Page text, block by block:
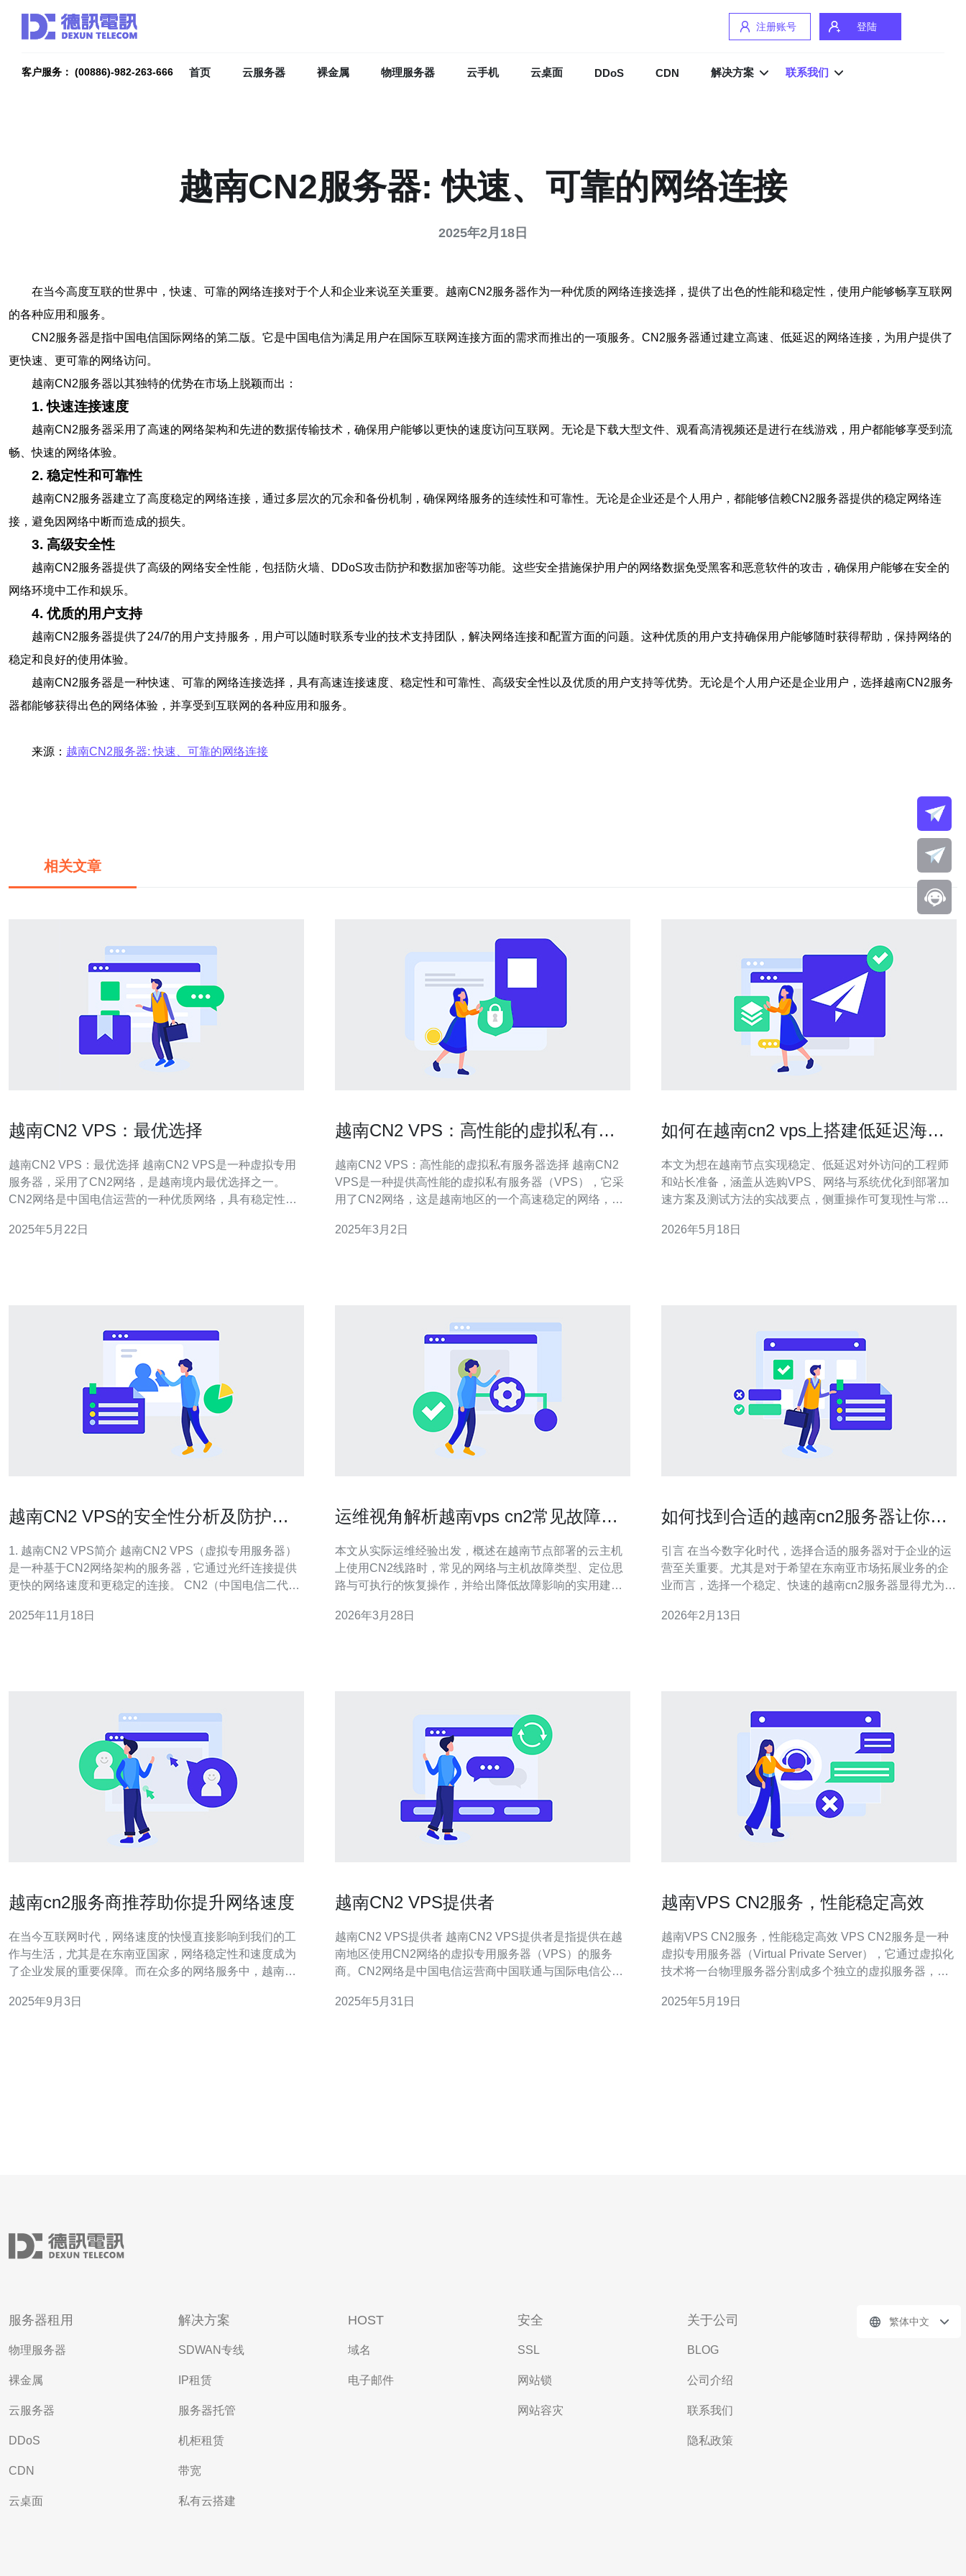
注册账号 登陆
客户服务： (00886)-982-263-666 首页 云服务器 裸金属 物理服务器 云手机 云桌面 DDoS CDN 解决方案 联系我们
越南CN2服务器: 快速、可靠的网络连接
2025年2月18日
在当今高度互联的世界中，快速、可靠的网络连接对于个人和企业来说至关重要。越南CN2服务器作为一种优质的网络连接选择，提供了出色的性能和稳定性，使用户能够畅享互联网
的各种应用和服务。
CN2服务器是指中国电信国际网络的第二版。它是中国电信为满足用户在国际互联网连接方面的需求而推出的一项服务。CN2服务器通过建立高速、低延迟的网络连接，为用户提供了
更快速、更可靠的网络访问。
越南CN2服务器以其独特的优势在市场上脱颖而出：
1. 快速连接速度
越南CN2服务器采用了高速的网络架构和先进的数据传输技术，确保用户能够以更快的速度访问互联网。无论是下载大型文件、观看高清视频还是进行在线游戏，用户都能够享受到流
畅、快速的网络体验。
2. 稳定性和可靠性
越南CN2服务器建立了高度稳定的网络连接，通过多层次的冗余和备份机制，确保网络服务的连续性和可靠性。无论是企业还是个人用户，都能够信赖CN2服务器提供的稳定网络连
接，避免因网络中断而造成的损失。
3. 高级安全性
越南CN2服务器提供了高级的网络安全性能，包括防火墙、DDoS攻击防护和数据加密等功能。这些安全措施保护用户的网络数据免受黑客和恶意软件的攻击，确保用户能够在安全的
网络环境中工作和娱乐。
4. 优质的用户支持
越南CN2服务器提供了24/7的用户支持服务，用户可以随时联系专业的技术支持团队，解决网络连接和配置方面的问题。这种优质的用户支持确保用户能够随时获得帮助，保持网络的
稳定和良好的使用体验。
越南CN2服务器是一种快速、可靠的网络连接选择，具有高速连接速度、稳定性和可靠性、高级安全性以及优质的用户支持等优势。无论是个人用户还是企业用户，选择越南CN2服务
器都能够获得出色的网络体验，并享受到互联网的各种应用和服务。
来源： 越南CN2服务器: 快速、可靠的网络连接
相关文章
越南CN2 VPS：最优选择
越南CN2 VPS：最优选择 越南CN2 VPS是一种虚拟专用
服务器，采用了CN2网络，是越南境内最优选择之一。
CN2网络是中国电信运营的一种优质网络，具有稳定性
越南CN2 VPS相比其他VPS有以下优势：
2025年5月22日
越南CN2 VPS：高性能的虚拟私有服
越南CN2 VPS：高性能的虚拟私有服务器选择 越南CN2
VPS是一种提供高性能的虚拟私有服务器（VPS），它采
用了CN2网络，这是越南地区的一个高速稳定的网络，能
区特别受欢迎，有以下几个主要原因： 高性能：越南CN2
2025年3月2日
如何在越南cn2 vps上搭建低延迟海外
本文为想在越南节点实现稳定、低延迟对外访问的工程师
和站长准备，涵盖从选购VPS、网络与系统优化到部署加
速方案及测试方法的实战要点，侧重操作可复现性与常见
延迟受带宽质量、路由TN/ CN2优先级、运营商互联、机
2026年5月18日
越南CN2 VPS的安全性分析及防护措
1. 越南CN2 VPS简介 越南CN2 VPS（虚拟专用服务器）
是一种基于CN2网络架构的服务器，它通过光纤连接提供
更快的网络速度和更稳定的连接。 CN2（中国电信二代网
2025年11月18日
运维视角解析越南vps cn2常见故障排
本文从实际运维经验出发，概述在越南节点部署的云主机
上使用CN2线路时，常见的网络与主机故障类型、定位思
路与可执行的恢复操作，并给出降低故障影响的实用建
导致连通或性能异常? 在越南部署的越南VPS上使用CN2
2026年3月28日
如何找到合适的越南cn2服务器让你的
引言 在当今数字化时代，选择合适的服务器对于企业的运
营至关重要。尤其是对于希望在东南亚市场拓展业务的企
业而言，选择一个稳定、快速的越南cn2服务器显得尤为重
服务器，帮助你的业务更顺畅地运转。 什么是cn2服务
2026年2月13日
越南cn2服务商推荐助你提升网络速度
在当今互联网时代，网络速度的快慢直接影响到我们的工
作与生活，尤其是在东南亚国家，网络稳定性和速度成为
了企业发展的重要保障。而在众多的网络服务中，越南的
推荐几家优秀的cn2服务商，帮助你提升网络速度，助力你
2025年9月3日
越南CN2 VPS提供者
越南CN2 VPS提供者 越南CN2 VPS提供者是指提供在越
南地区使用CN2网络的虚拟专用服务器（VPS）的服务
商。CN2网络是中国电信运营商中国联通与国际电信公司
于需要高性能网络连接的应用。 越南CN2 VPS提供者的服
2025年5月31日
越南VPS CN2服务，性能稳定高效
越南VPS CN2服务，性能稳定高效 VPS CN2服务是一种
虚拟专用服务器（Virtual Private Server），它通过虚拟化
技术将一台物理服务器分割成多个独立的虚拟服务器，每
程序。CN2是中国电信的一种高性能网络线路，提供稳
2025年5月19日
服务器租用
物理服务器
裸金属
云服务器
DDoS
CDN
云桌面
解决方案
SDWAN专线
IP租赁
服务器托管
机柜租赁
带宽
私有云搭建
HOST
域名
电子邮件
安全
SSL
网站锁
网站容灾
关于公司
BLOG
公司介绍
联系我们
隐私政策
繁体中文